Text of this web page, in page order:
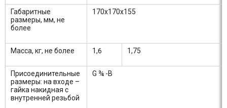
Габаритные
размеры, мм, не
более
170х170х155
Масса, кг, не более 1,6 1,75
Присоединительные
размеры: на входе –
гайка накидная с
внутренней резьбой
G ¾ -B